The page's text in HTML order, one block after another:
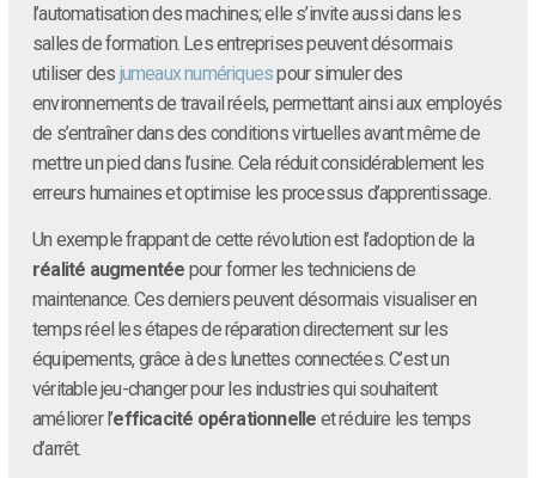
l’automatisation des machines; elle s’invite aussi dans les
salles de formation. Les entreprises peuvent désormais
utiliser des jumeaux numériquespour simuler des
environnements de travail réels, permettant ainsi aux employés
de s’entraîner dans des conditions virtuelles avant même de
mettre un pied dans l’usine. Cela réduit considérablement les
erreurs humaines et optimise les processus d’apprentissage.
Un exemple frappant de cette révolution est l’adoption de la
réalité augmentée pour former les techniciens de
maintenance. Ces derniers peuvent désormais visualiser en
temps réel les étapes de réparation directement sur les
équipements, grâce à des lunettes connectées. C’est un
véritable jeu-changer pour les industries qui souhaitent
améliorer l’efficacité opérationnelle et réduire les temps
d’arrêt.